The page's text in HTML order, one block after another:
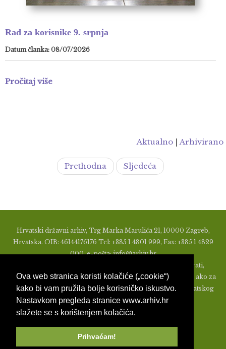
Ova web stranica koristi kolačiće („cookie“)
kako bi vam pružila bolje korisničko iskustvo.
Nastavkom pregleda stranice www.arhiv.hr
slažete se s korištenjem kolačića.
Prihvaćam!
Rad za korisnike 9. srpnja
Datum članka: 08/07/2026
Pročitaj više
Aktualno |Arhivirano
Prethodna Sljedeća
Hrvatski državni arhiv, Trg Marka Marulića 21, 10000 Zagreb,
Hrvatska. OIB: 46144176176 Tel: +385 1 4801 999, Fax: +385 1 4829
000, e-pošta: info@arhiv.hr
Zabranjeno je u bilo kojem obliku objavljivati, distribuirati,
mijenjati ili na ikoji način koristiti materijale s ovih stranica, ako za
to nije prethodno izdato pismeno odobrenje od strane Hrvatskog
državnog arhiva.